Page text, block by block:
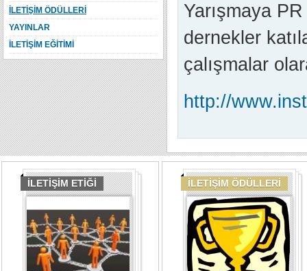
Yarışmaya
dernekler
çalışmalar
http://
İLETİŞİM ÖDÜLLERİ
YAYINLAR
İLETİŞİM EĞİTİMİ
İLETİŞİM ETİĞİ İLETİŞİM ÖDÜLLERİ